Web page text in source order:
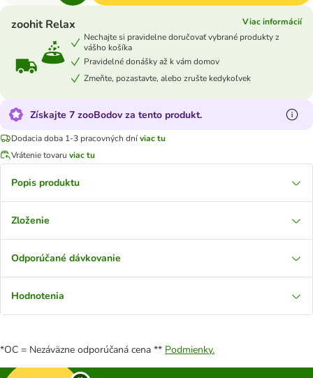
zoohit Relax
Viac informácií
Nechajte si pravidelne doručovať vybrané produkty z
vášho košíka
Pravidelné donášky až k vám domov
Zmeňte, pozastavte, alebo zrušte kedykoľvek
Získajte 7 zooBodov za tento produkt.
Dodacia doba 1-3 pracovných dníviac tu
Vrátenie tovaru viac tu
Popis produktu
Zloženie
Odporúčané dávkovanie
Hodnotenia
*OC = Nezáväzne odporúčaná cena ** Podmienky.